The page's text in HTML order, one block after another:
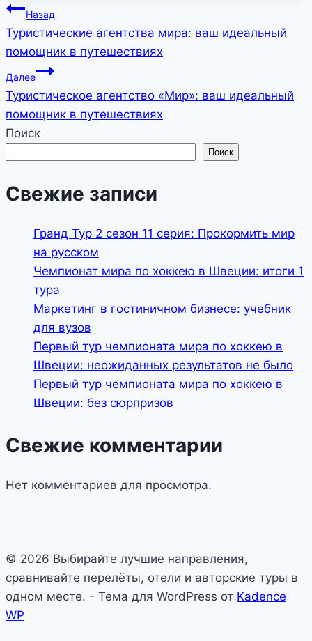
Навигация
по
записям
Назад
Туристические агентства мира: ваш идеальный
помощник в путешествиях
Далее
Туристическое агентство «Мир»: ваш идеальный
помощник в путешествиях
Поиск
Поиск
Свежие записи
Гранд Тур 2 сезон 11 серия: Прокормить мир
на русском
Чемпионат мира по хоккею в Швеции: итоги 1
тура
Маркетинг в гостиничном бизнесе: учебник
для вузов
Первый тур чемпионата мира по хоккею в
Швеции: неожиданных результатов не было
Первый тур чемпионата мира по хоккею в
Швеции: без сюрпризов
Свежие комментарии
Нет комментариев для просмотра.
© 2026 Выбирайте лучшие направления,
сравнивайте перелёты, отели и авторские туры в
одном месте. - Тема для WordPress от Kadence
WP